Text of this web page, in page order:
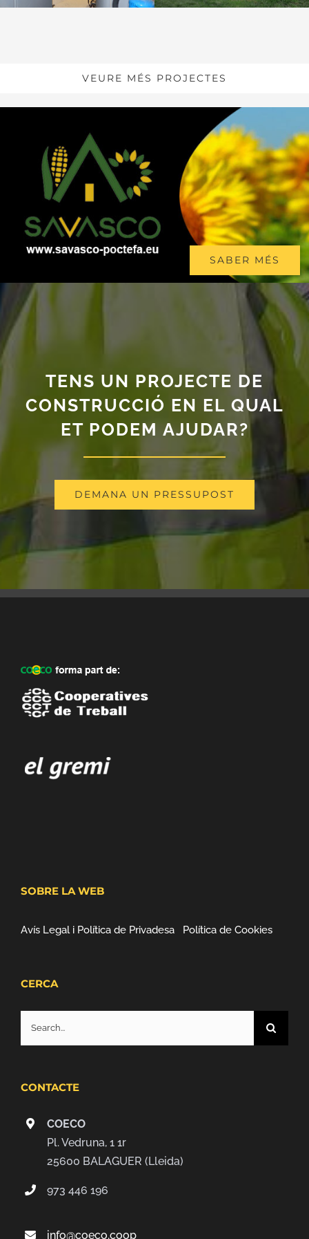
VEURE MÉS PROJECTES
SABER MÉS
TENS UN PROJECTE DE
CONSTRUCCIÓ EN EL QUAL
ET PODEM AJUDAR?
DEMANA UN PRESSUPOST
SOBRE LA WEB
Avís Legal i Política de Privadesa Política de Cookies
CERCA
Search
for:
CONTACTE
COECO
Pl. Vedruna, 1 1r
25600 BALAGUER (Lleida)
973 446 196
info@coeco.coop